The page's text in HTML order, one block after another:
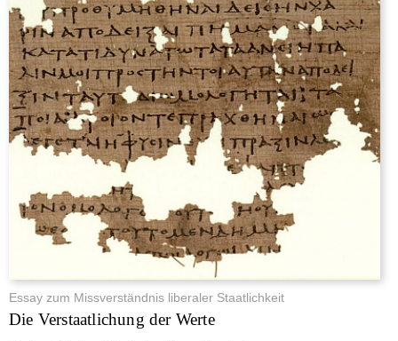
Essay zum Missverständnis liberaler Staatlichkeit
Die Verstaatlichung der Werte